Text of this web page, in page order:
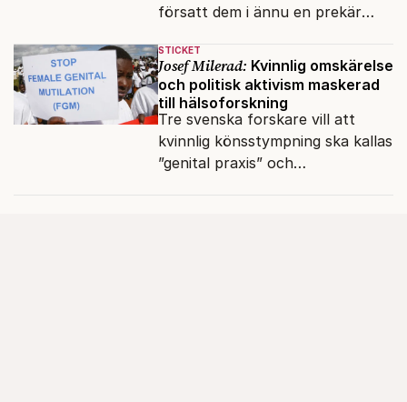
försatt dem i ännu en prekär
terrorvurm.
STICKET
Josef Milerad: Kvinnlig omskärelse
och politisk aktivism maskerad
till hälsoforskning
Tre svenska forskare vill att
kvinnlig könsstympning ska kallas
”genital praxis” och